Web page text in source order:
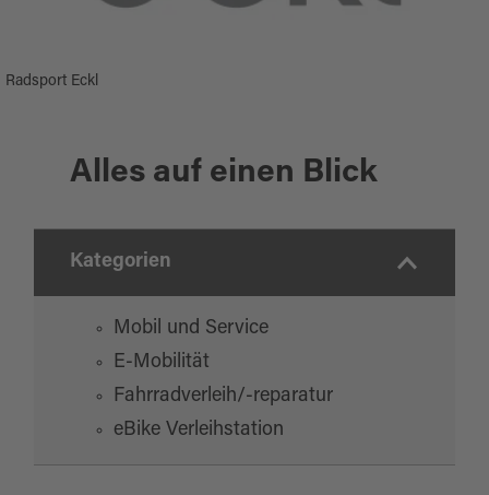
Radsport Eckl
Alles auf einen Blick
Kategorien
Mobil und Service
E-Mobilität
Fahrradverleih/-reparatur
eBike Verleihstation